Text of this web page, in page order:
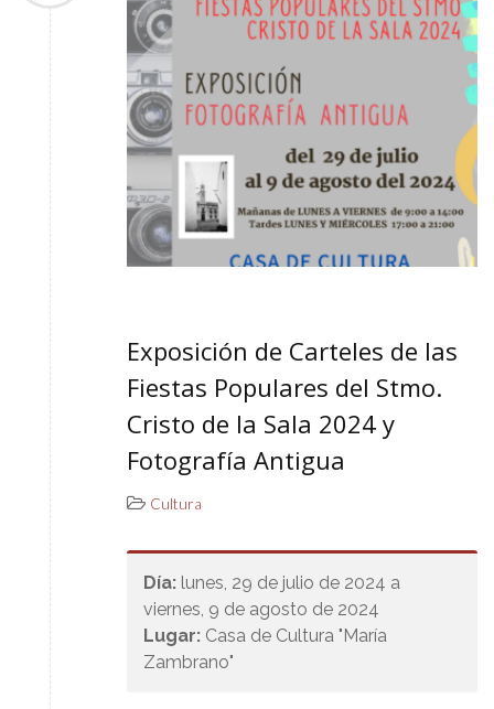
Exposición de Carteles de las
Fiestas Populares del Stmo.
Cristo de la Sala 2024 y
Fotografía Antigua
Cultura
Día: lunes, 29 de julio de 2024 a
viernes, 9 de agosto de 2024
Lugar: Casa de Cultura "María
Zambrano"